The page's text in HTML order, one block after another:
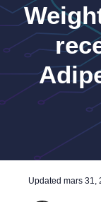
Updated mars 31,